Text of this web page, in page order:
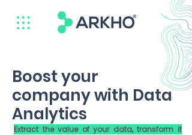
Boost your
company with Data
Analytics
Extract the value of your data, transform it